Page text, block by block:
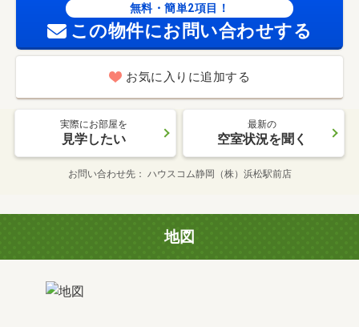
無料・簡単2項目！
この物件にお問い合わせする
お気に入りに追加する
実際にお部屋を
見学したい
最新の
空室状況を聞く
お問い合わせ先 ハウスコム静岡（株）浜松駅前店
地図